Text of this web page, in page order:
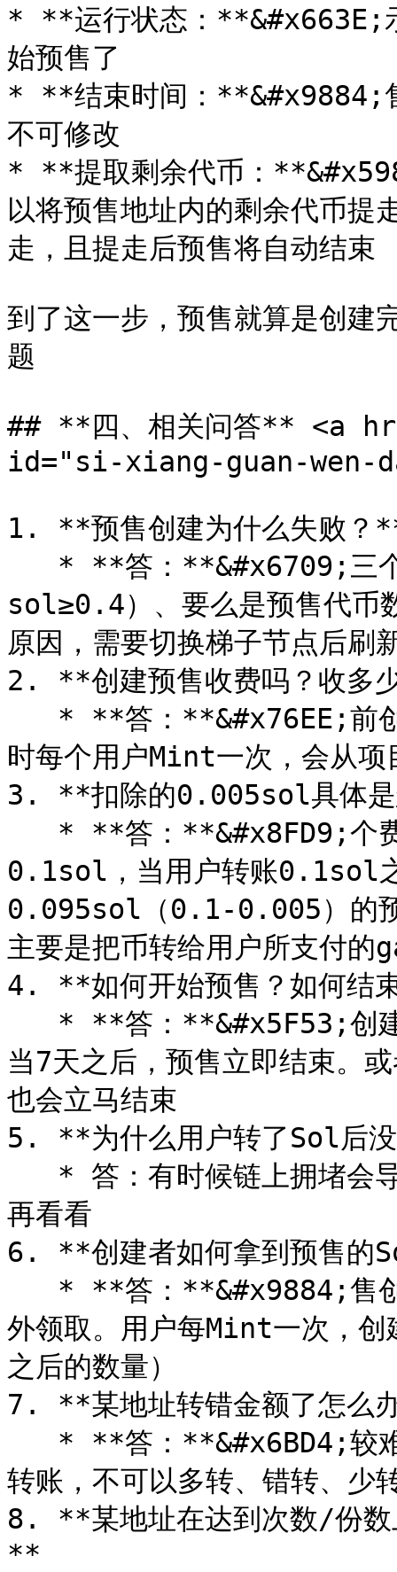
* **运行状态：**&#x663E;
始预售了
* **结束时间：**&#x9884;
不可修改
* **提取剩余代币：
以将预售地址内的剩余代币提
走，且提走后预售将自动结束
到了这一步，预售就算是创建
题
## **四、相关问答** <a
id="si-xiang-guan-wen-
1. **预售创建为什么失败？
sol≥0.4）、要么是预售代币
原因，需要切换梯子节点后刷
2. **创建预售收费吗？收多
时每个用户Mint一次，会从
3. **扣除的0.005sol具体是
0.1sol，当用户转账0.1sol
0.095sol（0.1-0.005）的预
主要是把币转给用户所支付的
4. **如何开始预售？如何结
当7天之后，预售立即结束。
也会立马结束
5. **为什么用户转了Sol后
再看看
6. **创建者如何拿到预售的
外领取。用户每Mint一次，
之后的数量）
7. **某地址转错金额了怎么
转账，不可以多转、错转、少
8. **某地址在达到次数/份数
**